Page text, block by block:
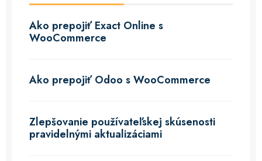
Ako prepojiť Exact Online s
WooCommerce
Ako prepojiť Odoo s WooCommerce
Zlepšovanie používateľskej skúsenosti
pravidelnými aktualizáciami